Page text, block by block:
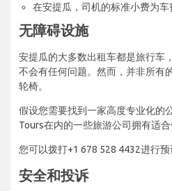
在安提瓜，司机的标准小费为车
无障碍设施
安提瓜的大多数出租车都是旅行车
不会有任何问题。然而，并非所有
轮椅。
假设您需要找到一家高度专业化的
Tours在内的一些旅游公司拥有适合
您可以拨打+1 678 528 4432进行预
安全和投诉